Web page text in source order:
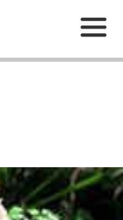
Меню